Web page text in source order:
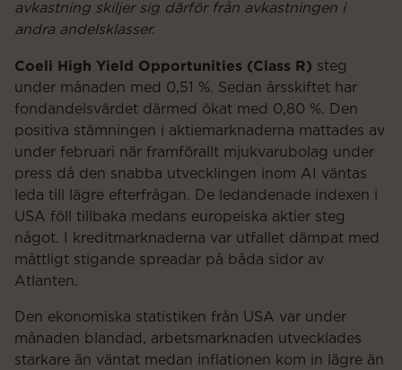
avkastning skiljer sig därför från avkastningen i
andra andelsklasser.
Coeli High Yield Opportunities (Class R) steg
under månaden med 0,51 %. Sedan årsskiftet har
fondandelsvärdet därmed ökat med 0,80 %. Den
positiva stämningen i aktiemarknaderna mattades av
under februari när framförallt mjukvarubolag under
press då den snabba utvecklingen inom AI väntas
leda till lägre efterfrågan. De ledandenade indexen i
USA föll tillbaka medans europeiska aktier steg
något. I kreditmarknaderna var utfallet dämpat med
måttligt stigande spreadar på båda sidor av
Atlanten.
Den ekonomiska statistiken från USA var under
månaden blandad, arbetsmarknaden utvecklades
starkare än väntat medan inflationen kom in lägre än